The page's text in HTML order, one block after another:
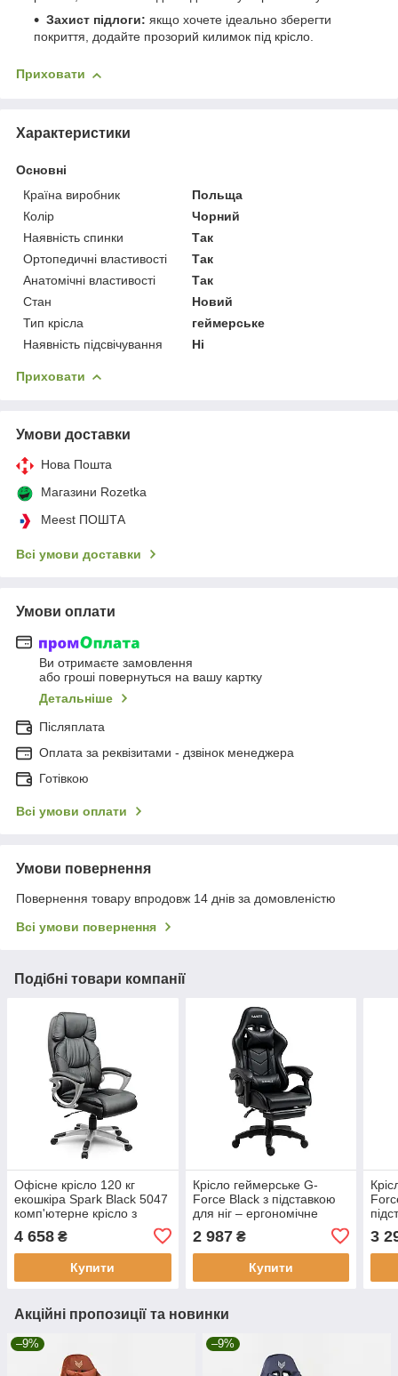
Захист підлоги: якщо хочете ідеально зберегти
покриття, додайте прозорий килимок під крісло.
Приховати
Характеристики
Основні
Країна виробник
Польща
Колір
Чорний
Наявність спинки
Так
Ортопедичні властивості
Так
Анатомічні властивості
Так
Стан
Новий
Тип крісла
геймерське
Наявність підсвічування
Ні
Приховати
Умови доставки
Нова Пошта
Магазини Rozetka
Meest ПОШТА
Всі умови доставки
Умови оплати
Ви отримаєте замовлення
або гроші повернуться на вашу картку
Детальніше
Післяплата
Оплата за реквізитами - дзвінок менеджера
Готівкою
Всі умови оплати
Умови повернення
Повернення товару впродовж 14 днів за домовленістю
Всі умови повернення
Подібні товари компанії
Офісне крісло 120 кг
екошкіра Spark Black 5047
комп'ютерне крісло з
4 658 ₴
Купити
Крісло геймерське G-
Force Black з підставкою
для ніг – ергономічне
2 987₴
Купити
3
Акційні пропозиції та новинки
–9% –9%